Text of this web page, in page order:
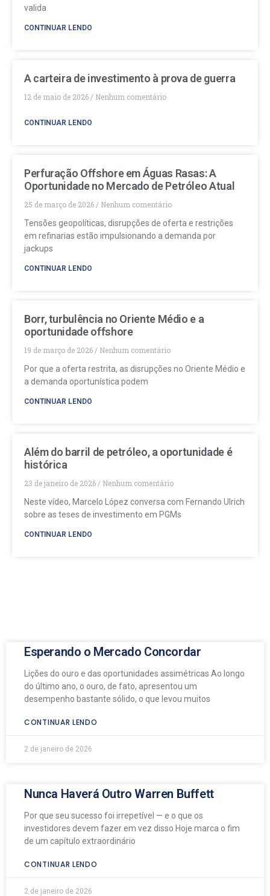
valida
CONTINUAR LENDO
A carteira de investimento à prova de guerra
12 de maio de 2026 Nenhum comentário
CONTINUAR LENDO
Perfuração Offshore em Águas Rasas: A
Oportunidade no Mercado de Petróleo Atual
25 de março de 2026
Nenhum comentário
Tensões geopolíticas, disrupções de oferta e restrições
em refinarias estão impulsionando a demanda por
jackups
CONTINUAR LENDO
Borr, turbulência no Oriente Médio e a
oportunidade offshore
19 de março de 2026
Nenhum comentário
Por que a oferta restrita, as disrupções no Oriente Médio e
a demanda oportunística podem
CONTINUAR LENDO
Além do barril de petróleo, a oportunidade é
histórica
23 de janeiro de 2026
Nenhum comentário
Neste vídeo, Marcelo López conversa com Fernando Ulrich
sobre as teses de investimento em PGMs
CONTINUAR LENDO
Esperando o Mercado Concordar
Lições do ouro e das oportunidades assimétricas Ao longo
do último ano, o ouro, de fato, apresentou um
desempenho bastante sólido, o que levou muitos
CONTINUAR LENDO
2 de janeiro de 2026
Nunca Haverá Outro Warren Buffett
Por que seu sucesso foi irrepetível — e o que os
investidores devem fazer em vez disso Hoje marca o fim
de um capítulo extraordinário
CONTINUAR LENDO
2 de janeiro de 2026